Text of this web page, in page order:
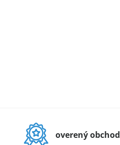
overený obchod